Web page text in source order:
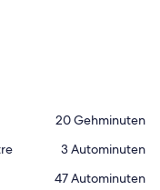
‪20 Gehminuten‬
‪3 Autominuten‬
‪47 Autominuten‬